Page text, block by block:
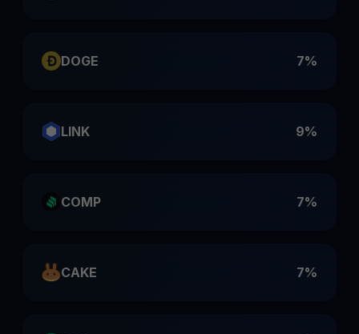
DOGE 7%
LINK 9%
COMP 7%
CAKE 7%